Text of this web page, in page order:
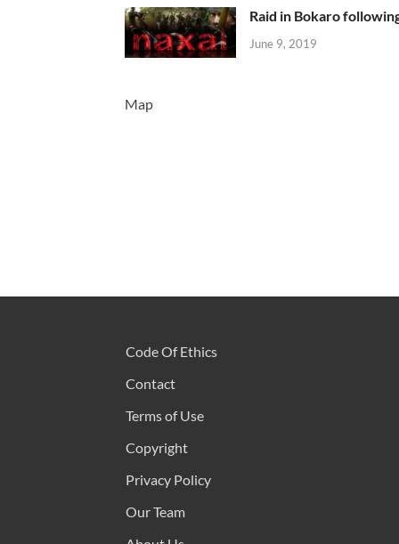
Raid in Bokaro
June 9, 2019
Map
Code Of Ethics
Contact
Terms of Use
Copyright
Privacy Policy
Our Team